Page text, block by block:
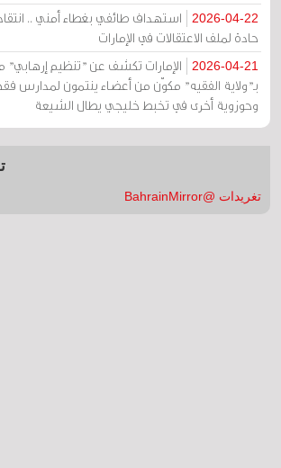
2026-04-22
استهداف طائفي بغطاء أمني ..
حادة لملف الاعتقالات في الإمارات
2026-04-21
الإمارات تكشف عن "تنظيم إرهابي"
بـ"ولاية الفقيه" مكوّن من أعضاء ينتمون لمدارس
وحوزوية أخرى في تخبط خليجي يطال الشيعة
تغريدات @BahrainMirror